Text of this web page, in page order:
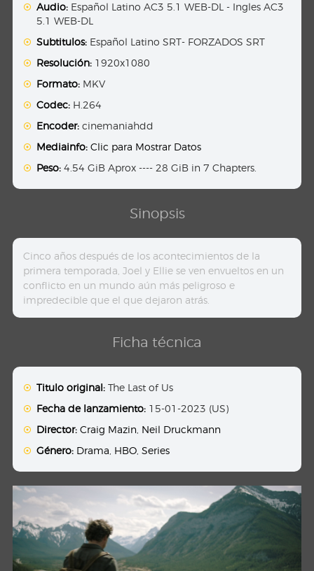
Audio: Español Latino AC3 5.1 WEB-DL - Ingles AC3
5.1 WEB-DL
Subtitulos: Español Latino SRT- FORZADOS SRT
Resolución: 1920x1080
Formato: MKV
Codec: H.264
Encoder: cinemaniahdd
Mediainfo: Clic para Mostrar Datos
Peso: 4.54 GiB Aprox ---- 28 GiB in 7 Chapters.
Sinopsis
Cinco años después de los acontecimientos de la
primera temporada, Joel y Ellie se ven envueltos en un
conflicto en un mundo aún más peligroso e
impredecible que el que dejaron atrás.
Ficha técnica
Titulo original: The Last of Us
Fecha de lanzamiento: 15-01-2023 (US)
Director: Craig Mazin, Neil Druckmann
Género: Drama, HBO,Series